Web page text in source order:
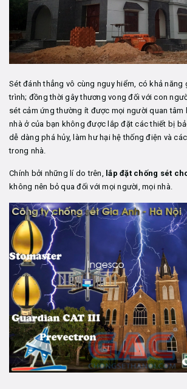
Sét đánh thẳng vô cùng nguy hiểm, có khả năng
trình; đồng thời gây thương vong đối với con
sét cảm ứng thường ít được mọi người quan tâm
nhà ở của bạn không được lắp đặt các thiết bị
dễ dàng phá hủy, làm hư hại hệ thống điện và
trong nhà.
Chính bởi những lí do trên, lắp đặt chống sét
không nên bỏ qua đối với mọi người, mọi nhà.